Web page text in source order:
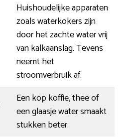
Huishoudelijke apparaten
zoals waterkokers zijn
door het zachte water vrij
van kalkaanslag. Tevens
neemt het
stroomverbruik af.
Een kop koffie, thee of
een glaasje water smaakt
stukken beter.